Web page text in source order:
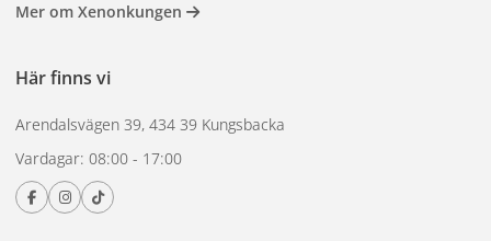
Mer om Xenonkungen
Här finns vi
Arendalsvägen 39, 434 39 Kungsbacka
Vardagar: 08:00 - 17:00